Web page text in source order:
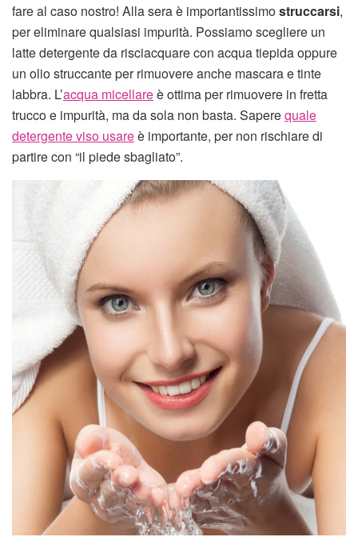
fare al caso nostro! Alla sera è importantissimostruccarsi,
per eliminare qualsiasi impurità. Possiamo scegliere un
latte detergente da risciacquare con acqua tiepida oppure
un olio struccante per rimuovere anche mascara e tinte
labbra. L’acqua micellareè ottima per rimuovere in fretta
trucco e impurità, ma da sola non basta. Saperequale
detergente viso usareè importante, per non rischiare di
partire con “il piede sbagliato”.